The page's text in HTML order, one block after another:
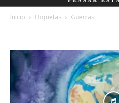
Inicio Etiquetas Guerras